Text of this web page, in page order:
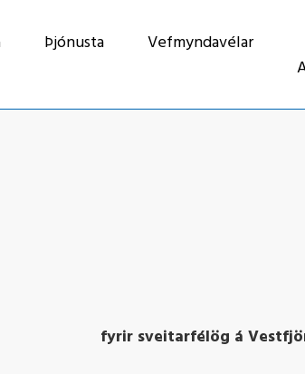
Þjónusta Vefmyndavélar
fyrir sveitarfélög á